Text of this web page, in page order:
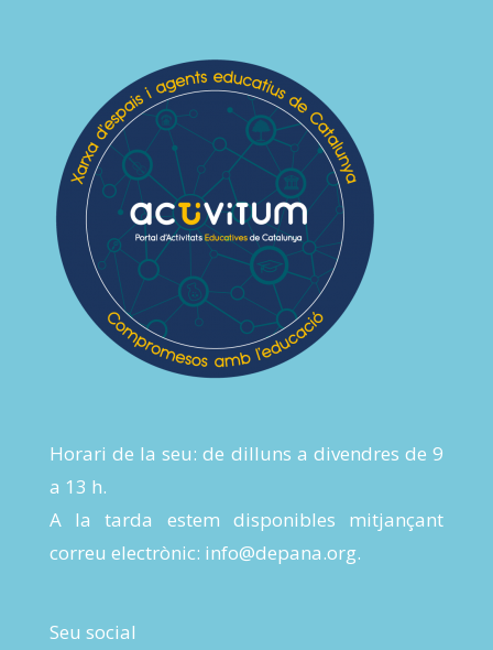
Horari de la seu: de dilluns a divendres de 9
a 13 h.
A la tarda estem disponibles mitjançant
correu electrònic: info@depana.org.
Seu social